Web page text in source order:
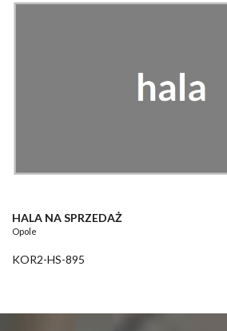
HALA NA SPRZEDAŻ
Opole
KOR2-HS-895